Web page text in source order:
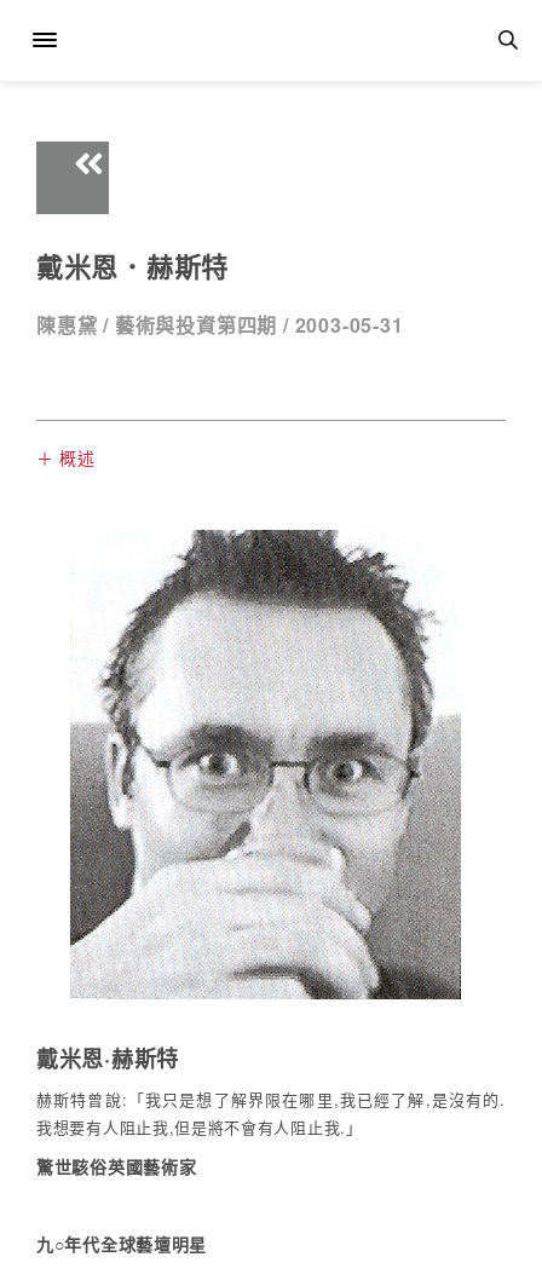
戴米恩．赫斯特
陳惠黛 / 藝術與投資第四期 / 2003-05-31
＋ 概述
戴米恩·赫斯特
赫斯特曾說:「我只是想了解界限在哪里,我已經了解,是沒有的.
我想要有人阻止我,但是將不會有人阻止我.」
驚世駭俗英國藝術家
九○年代全球藝壇明星